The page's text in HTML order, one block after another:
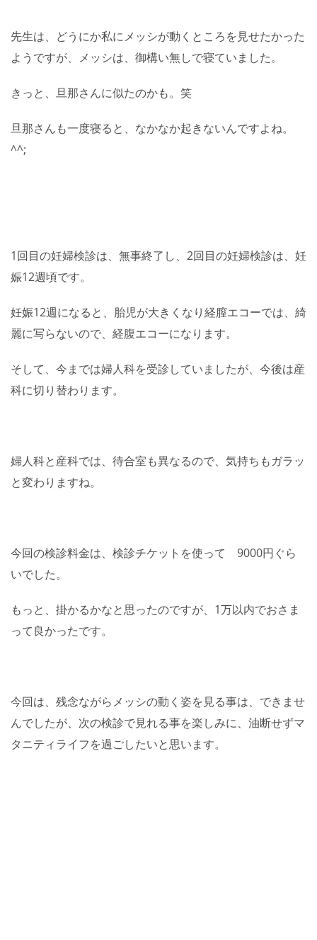
先生は、どうにか私にメッシが動くところを見せたかった
ようですが、メッシは、御構い無しで寝ていました。
きっと、旦那さんに似たのかも。笑
旦那さんも一度寝ると、なかなか起きないんですよね。
^^;
1回目の妊婦検診は、無事終了し、2回目の妊婦検診は、妊
娠12週頃です。
妊娠12週になると、胎児が大きくなり経膣エコーでは、綺
麗に写らないので、経腹エコーになります。
そして、今までは婦人科を受診していましたが、今後は産
科に切り替わります。
婦人科と産科では、待合室も異なるので、気持ちもガラッ
と変わりますね。
今回の検診料金は、検診チケットを使って 9000円ぐら
いでした。
もっと、掛かるかなと思ったのですが、1万以内でおさま
って良かったです。
今回は、残念ながらメッシの動く姿を見る事は、できませ
んでしたが、次の検診で見れる事を楽しみに、油断せずマ
タニティライフを過ごしたいと思います。